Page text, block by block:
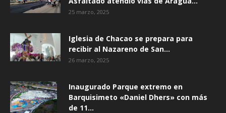
25 marzo, 2025
Iglesia de Chacao se prepara para
recibir al Nazareno de San...
26 marzo, 2025
Inaugurado Parque extremo en
Barquisimeto «Daniel Dhers» con más
de 11...